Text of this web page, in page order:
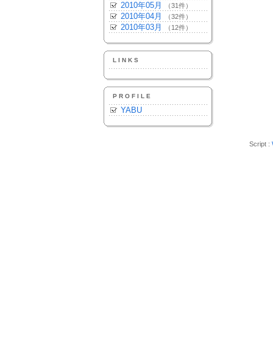
2010年05月 （31件）
2010年04月 （32件）
2010年03月 （12件）
LINKS
PROFILE
YABU
Script :